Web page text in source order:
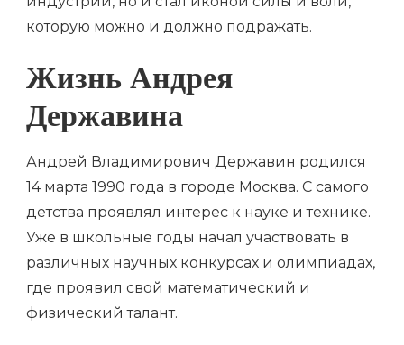
которую можно и должно подражать.
Жизнь Андрея
Державина
Андрей Владимирович Державин родился
14 марта 1990 года в городе Москва. С самого
детства проявлял интерес к науке и технике.
Уже в школьные годы начал участвовать в
различных научных конкурсах и олимпиадах,
где проявил свой математический и
физический талант.